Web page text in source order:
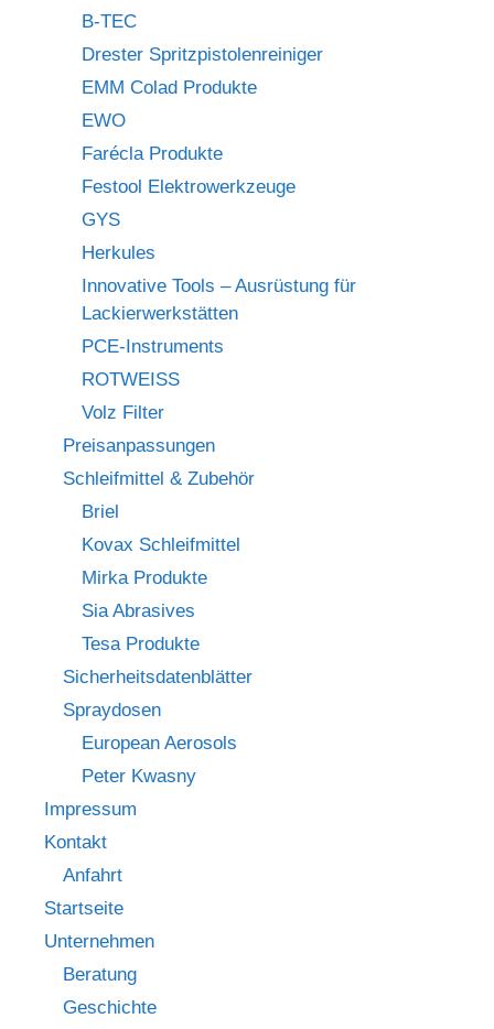
B-TEC
Drester Spritzpistolenreiniger
EMM Colad Produkte
EWO
Farécla Produkte
Festool Elektrowerkzeuge
GYS
Herkules
Innovative Tools – Ausrüstung für
Lackierwerkstätten
PCE-Instruments
ROTWEISS
Volz Filter
Preisanpassungen
Schleifmittel & Zubehör
Briel
Kovax Schleifmittel
Mirka Produkte
Sia Abrasives
Tesa Produkte
Sicherheitsdatenblätter
Spraydosen
European Aerosols
Peter Kwasny
Impressum
Kontakt
Anfahrt
Startseite
Unternehmen
Beratung
Geschichte